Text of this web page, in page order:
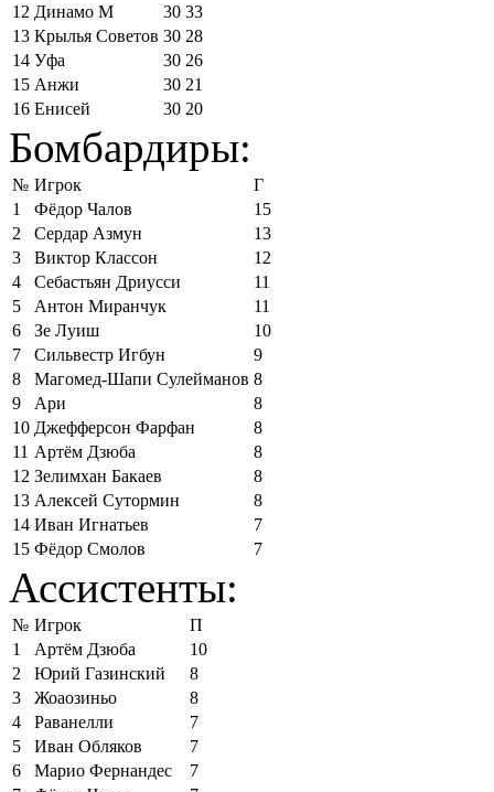
12 Динамо М 30 33
13 Крылья Советов 30 28
14 Уфа 30 26
15 Анжи 30 21
16 Енисей 30 20
Бомбардиры:
№ Игрок
Г
1
Фёдор Чалов
15
2
Сердар Азмун
13
3
Виктор Классон
12
4
Себастьян Дриусси
11
5
Антон Миранчук
11
6
Зе Луиш
10
7
Сильвестр Игбун
9
8
Магомед-Шапи Сулейманов 8
9
Ари
8
10 Джефферсон Фарфан
8
11 Артём Дзюба
8
12 Зелимхан Бакаев
8
13 Алексей Сутормин
8
14 Иван Игнатьев
7
15 Фёдор Смолов 7
Ассистенты:
№ Игрок
П
1
Артём Дзюба
10
2
Юрий Газинский
8
3
Жоаозиньо
8
4
Раванелли
7
5
Иван Обляков
7
6
Марио Фернандес
7